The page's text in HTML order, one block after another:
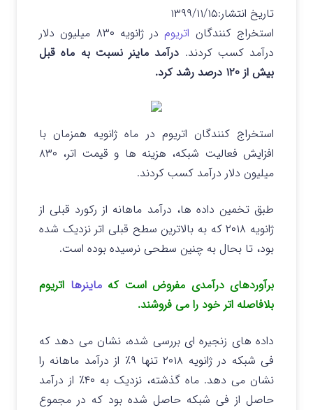
تاریخ انتشار:۱۳۹۹/۱۱/۱۵
استخراج کنندگان اتریوم
در ژانویه ۸۳۰ میلیون دلار
درآمد کسب کردند. درآمد ماینر نسبت به ماه قبل
بیش از ۱۲۰ درصد رشد کرد.
استخراج کنندگان اتریوم در ماه ژانویه همزمان با
افزایش فعالیت شبکه، هزینه ها و قیمت اتر، ۸۳۰
میلیون دلار درآمد کسب کردند.
طبق تخمین داده ها، درآمد ماهانه از رکورد قبلی از
ژانویه ۲۰۱۸ که به بالاترین سطح قبلی اتر نزدیک شده
بود، تا بحال به چنین سطحی نرسیده بوده است.
برآوردهای درآمدی مفروض است کهماینرها اتریوم
بلافاصله اتر خود را می فروشند.
داده های زنجیره ای بررسی شده، نشان می دهد که
فی شبکه در ژانویه ۲۰۱۸ تنها ۹٪ از درآمد ماهانه را
نشان می دهد. ماه گذشته، نزدیک به ۴۰٪ از درآمد
حاصل از فی شبکه حاصل شده بود که در مجموع